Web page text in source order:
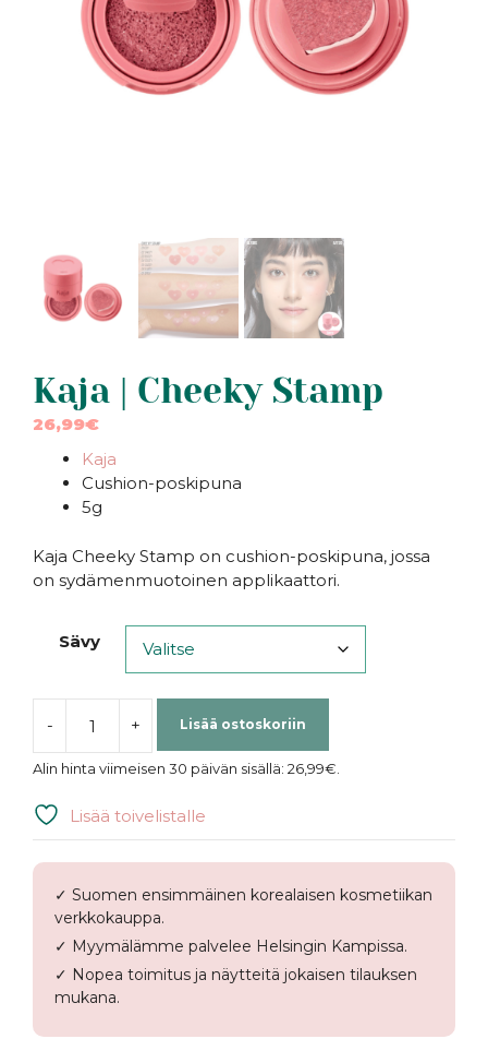
Kaja | Cheeky Stamp
26,99€
Kaja
Cushion-poskipuna
5g
Kaja Cheeky Stamp on cushion-poskipuna, jossa
on sydämenmuotoinen applikaattori.
Sävy
-
Kaja
|
Cheeky
Stamp
+ Lisää ostoskoriin
Alin hinta viimeisen 30 päivän sisällä: 26,99€.
Lisää toivelistalle
✓ Suomen ensimmäinen korealaisen kosmetiikan
verkkokauppa.
✓ Myymälämme palvelee Helsingin Kampissa.
✓ Nopea toimitus ja näytteitä jokaisen tilauksen
mukana.